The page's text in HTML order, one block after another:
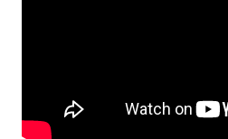
schermen, maar dit zorgt juist